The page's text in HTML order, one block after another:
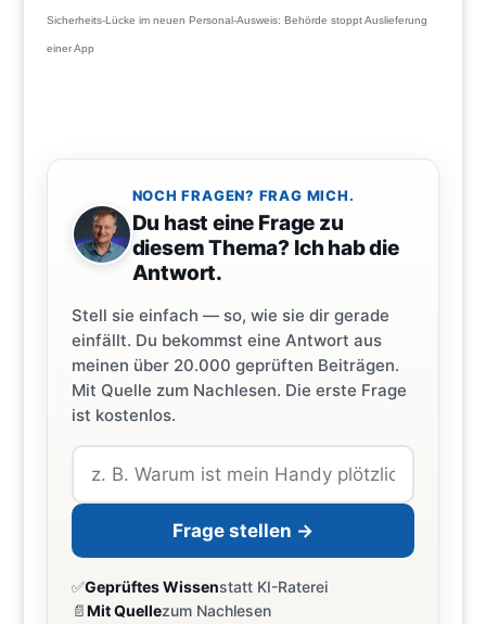
Sicherheits-Lücke im neuen Personal-Ausweis: Behörde stoppt Auslieferung
einer App
NOCH FRAGEN? FRAG MICH.
Du hast eine Frage zu
diesem Thema? Ich hab die
Antwort.
Stell sie einfach — so, wie sie dir gerade
einfällt. Du bekommst eine Antwort aus
meinen über 20.000 geprüften Beiträgen.
Mit Quelle zum Nachlesen. Die erste Frage
ist kostenlos.
Frage stellen →
✅Geprüftes Wissenstatt KI-Raterei
📄Mit Quellezum Nachlesen